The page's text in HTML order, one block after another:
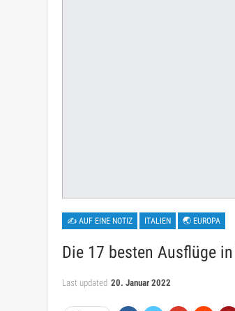
✍ AUF EINE NOTIZ ITALIEN 🌏 EUROPA
Die 17 besten Ausflüge
Last updated 20. Januar 2022